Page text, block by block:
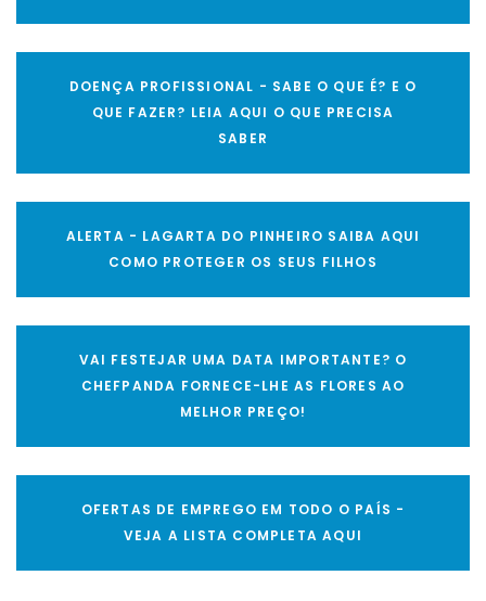
DOENÇA PROFISSIONAL - SABE O QUE É? E O
QUE FAZER? LEIA AQUI O QUE PRECISA
SABER
ALERTA - LAGARTA DO PINHEIRO SAIBA AQUI
COMO PROTEGER OS SEUS FILHOS
VAI FESTEJAR UMA DATA IMPORTANTE? O
CHEFPANDA FORNECE-LHE AS FLORES AO
MELHOR PREÇO!
OFERTAS DE EMPREGO EM TODO O PAÍS -
VEJA A LISTA COMPLETA AQUI